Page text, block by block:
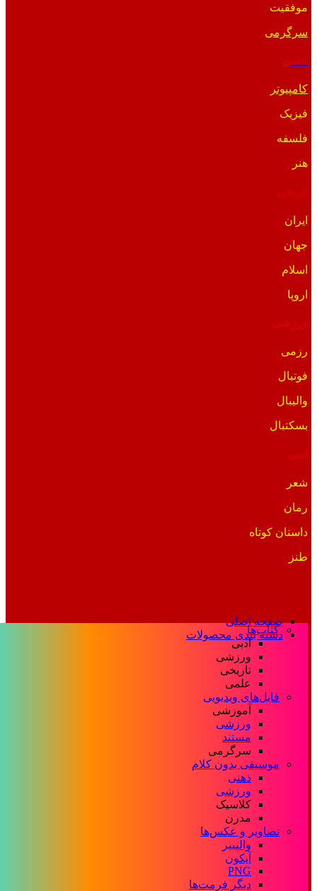
موفقیت
سرگرمی
کامپیوتر
فیزیک
فلسفه
هنر
ایران
جهان
اسلام
اروپا
ورزشی
رزمی
فوتبال
والیبال
بسکتبال
ادبی
شعر
رمان
داستان کوتاه
طنز
صفحه اصلی
دسته بندی محصولات
کتاب‌ها
ادبی
ورزشی
تاریخی
علمی
فایل‌های ویدیویی
آموزشی
ورزشی
مستند
سرگرمی
موسیقی بدون کلام
ذهنی
ورزشی
کلاسیک
مدرن
تصاویر و عکس‌ها
والپیپر
آیکون
PNG
دیگر فرمت‌ها